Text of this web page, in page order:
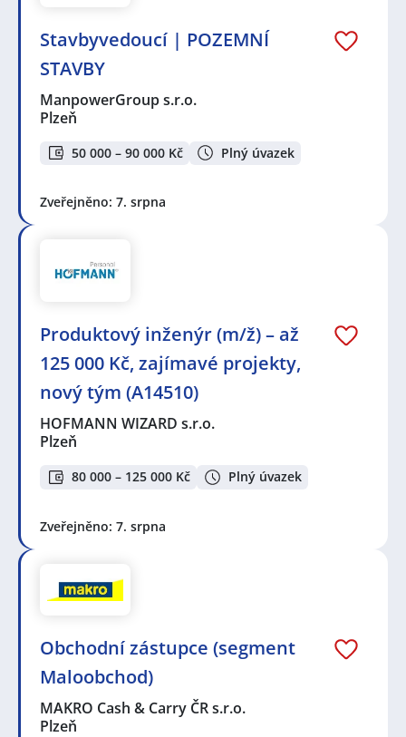
Stavbyvedoucí | POZEMNÍ
STAVBY
ManpowerGroup s.r.o.
Plzeň
50 000 – 90 000 Kč Plný úvazek
Zveřejněno: 7. srpna
Produktový inženýr (m/ž) – až
125 000 Kč, zajímavé projekty,
nový tým (A14510)
HOFMANN WIZARD s.r.o.
Plzeň
80 000 – 125 000 Kč Plný úvazek
Zveřejněno: 7. srpna
Obchodní zástupce (segment
Maloobchod)
MAKRO Cash & Carry ČR s.r.o.
Plzeň